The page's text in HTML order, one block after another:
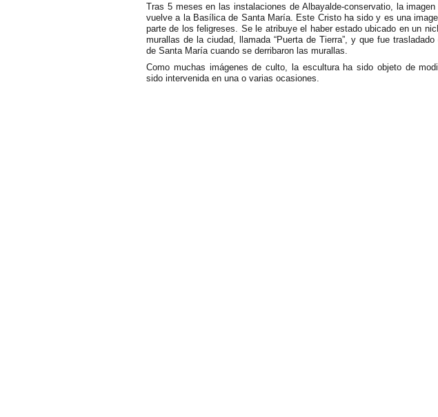
Tras 5 meses en las instalaciones de Albayalde-conservatio, la
vuelve a la Basílica de Santa María. Este Cristo ha sido y es una
parte de los feligreses. Se le atribuye el haber estado ubicado en un
murallas de la ciudad, llamada “Puerta de Tierra”, y que fue
de Santa María cuando se derribaron las murallas.
Como muchas imágenes de culto, la escultura ha sido objeto de
sido intervenida en una o varias ocasiones.